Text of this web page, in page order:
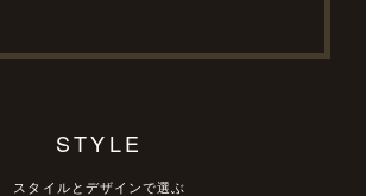
STYLE
スタイルとデザインで選ぶ